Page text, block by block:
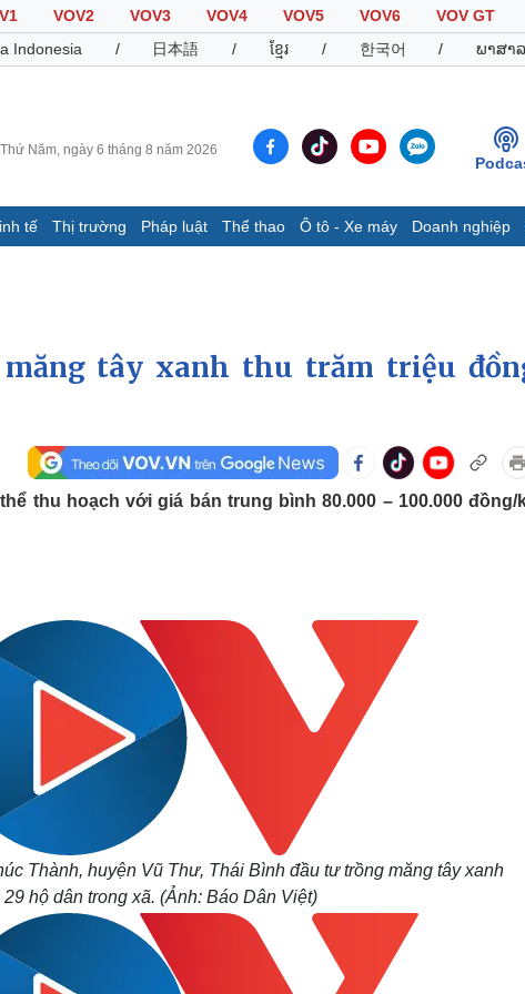
VOV2 VOV3 VOV4 VOV5 VOV6
VOV GT
Indonesia / 日本語 / ខ្មែរ / 한국어 / ພາສາ
Thứ Năm, ngày 6 tháng 8 năm 2026
tế Thị trường Pháp luật Thể thao Ô tô - Xe máy Doanh nghiệp
Infographic
Thể thao
Lịch thi đấu bóng đá
Ô tô - Xe máy
Xe máy
Vì
Văn hóa
Sân khấu - Điện ảnh
Âm nhạc
Di sản
Nghệ sĩ
Thời trang
Sao Việt
tây xanh thu trăm triệu
thu hoạch với giá bán trung bình 80.000 – 100.000 đồng/
Thành, huyện Vũ Thư, Thái Bình đầu tư trồng măng tây xanh
hộ dân trong xã. (Ảnh: Báo Dân Việt)